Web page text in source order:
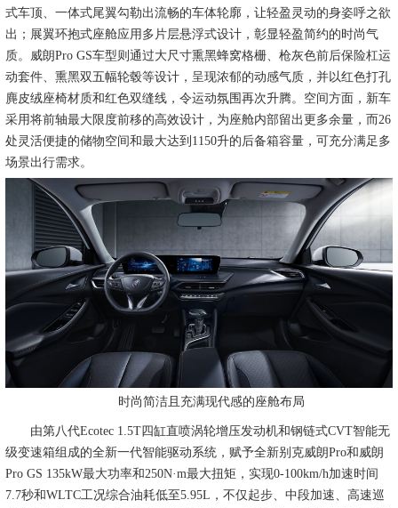
式车顶、一体式尾翼勾勒出流畅的车体轮廓，让轻盈灵动的身姿呼之欲
出；展翼环抱式座舱应用多片层悬浮式设计，彰显轻盈简约的时尚气
质。威朗Pro GS车型则通过大尺寸熏黑蜂窝格栅、枪灰色前后保险杠运
动套件、熏黑双五幅轮毂等设计，呈现浓郁的动感气质，并以红色打孔
麂皮绒座椅材质和红色双缝线，令运动氛围再次升腾。空间方面，新车
采用将前轴最大限度前移的高效设计，为座舱内部留出更多余量，而26
处灵活便捷的储物空间和最大达到1150升的后备箱容量，可充分满足多
场景出行需求。
时尚简洁且充满现代感的座舱布局
由第八代Ecotec 1.5T四缸直喷涡轮增压发动机和钢链式CVT智能无
级变速箱组成的全新一代智能驱动系统，赋予全新别克威朗Pro和威朗
Pro GS 135kW最大功率和250N·m最大扭矩，实现0-100km/h加速时间
7.7秒和WLTC工况综合油耗低至5.95L，不仅起步、中段加速、高速巡